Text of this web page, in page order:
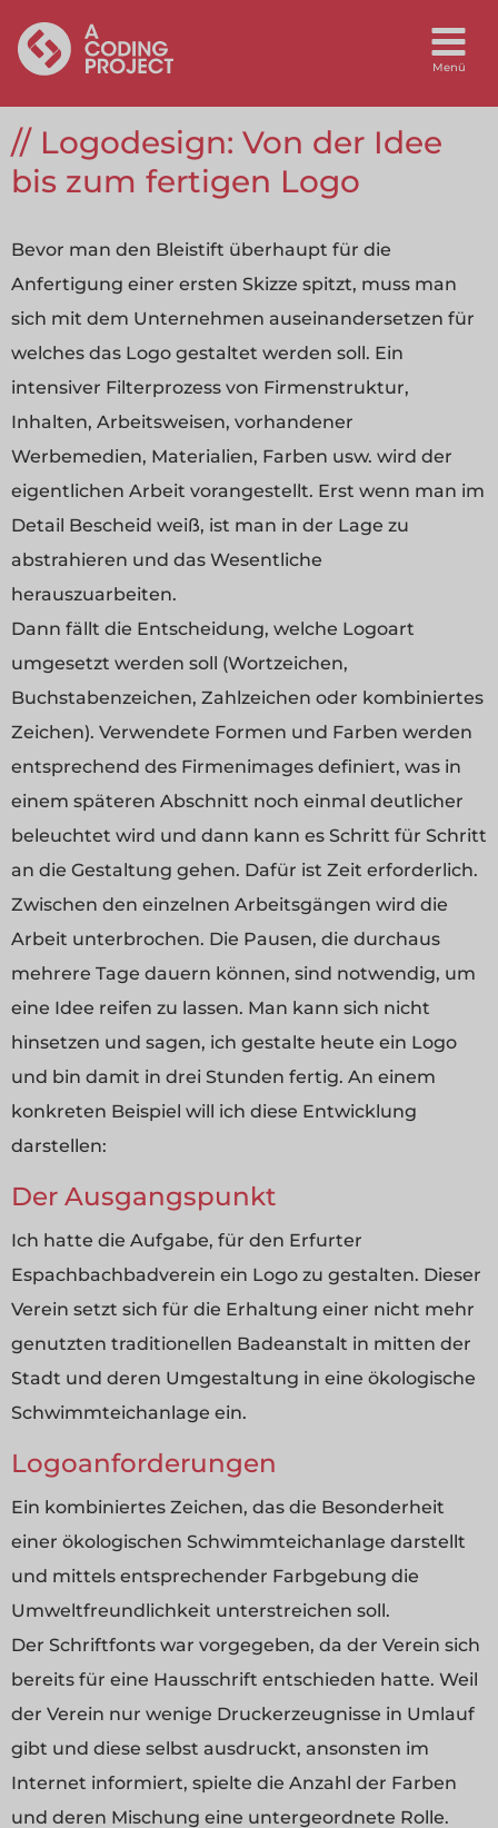
Logodesign: Von der Idee
bis zum fertigen Logo
Bevor man den Bleistift überhaupt für die
Anfertigung einer ersten Skizze spitzt, muss man
sich mit dem Unternehmen auseinandersetzen für
welches das Logo gestaltet werden soll. Ein
intensiver Filterprozess von Firmenstruktur,
Inhalten, Arbeitsweisen, vorhandener
Werbemedien, Materialien, Farben usw. wird der
eigentlichen Arbeit vorangestellt. Erst wenn man im
Detail Bescheid weiß, ist man in der Lage zu
abstrahieren und das Wesentliche
herauszuarbeiten.
Dann fällt die Entscheidung, welche Logoart
umgesetzt werden soll (Wortzeichen,
Buchstabenzeichen, Zahlzeichen oder kombiniertes
Zeichen). Verwendete Formen und Farben werden
entsprechend des Firmenimages definiert, was in
einem späteren Abschnitt noch einmal deutlicher
beleuchtet wird und dann kann es Schritt für Schritt
an die Gestaltung gehen. Dafür ist Zeit erforderlich.
Zwischen den einzelnen Arbeitsgängen wird die
Arbeit unterbrochen. Die Pausen, die durchaus
mehrere Tage dauern können, sind notwendig, um
eine Idee reifen zu lassen. Man kann sich nicht
hinsetzen und sagen, ich gestalte heute ein Logo
und bin damit in drei Stunden fertig. An einem
konkreten Beispiel will ich diese Entwicklung
darstellen:
Der Ausgangspunkt
Ich hatte die Aufgabe, für den Erfurter
Espachbachbadverein ein Logo zu gestalten. Dieser
Verein setzt sich für die Erhaltung einer nicht mehr
genutzten traditionellen Badeanstalt in mitten der
Stadt und deren Umgestaltung in eine ökologische
Schwimmteichanlage ein.
Logoanforderungen
Ein kombiniertes Zeichen, das die Besonderheit
einer ökologischen Schwimmteichanlage darstellt
und mittels entsprechender Farbgebung die
Umweltfreundlichkeit unterstreichen soll.
Der Schriftfonts war vorgegeben, da der Verein sich
bereits für eine Hausschrift entschieden hatte. Weil
der Verein nur wenige Druckerzeugnisse in Umlauf
gibt und diese selbst ausdruckt, ansonsten im
Internet informiert, spielte die Anzahl der Farben
und deren Mischung eine untergeordnete Rolle.